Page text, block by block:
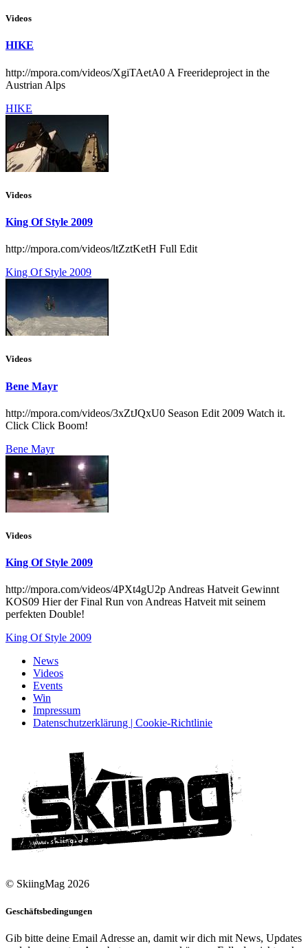
Videos
HIKE
http://mpora.com/videos/XgiTAetA0 A Freerideproject in the
Austrian Alps
HIKE
Videos
King Of Style 2009
http://mpora.com/videos/ltZztKetH Full Edit
King Of Style 2009
Videos
Bene Mayr
http://mpora.com/videos/3xZtJQxU0 Season Edit 2009 Watch it.
Click Click Boom!
Bene Mayr
Videos
King Of Style 2009
http://mpora.com/videos/4PXt4gU2p Andreas Hatveit Gewinnt
KOS09 Hier der Final Run von Andreas Hatveit mit seinem
perfekten Double!
King Of Style 2009
News
Videos
Events
Win
Impressum
Datenschutzerklärung | Cookie-Richtlinie
© SkiingMag 2026
Geschäftsbedingungen
Gib bitte deine Email Adresse an, damit wir dich mit News, Updates